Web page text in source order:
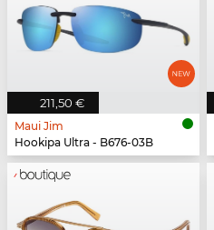
211,50 €
Maui Jim
Hookipa Ultra - B676-03B